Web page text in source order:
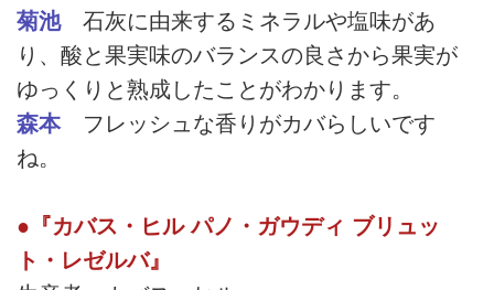
菊池石灰に由来するミネラルや塩味があ
り、酸と果実味のバランスの良さから果実が
ゆっくりと熟成したことがわかります。
森本フレッシュな香りがカバらしいです
ね。
●『カバス・ヒル パノ・ガウディ ブリュッ
ト・レゼルバ』